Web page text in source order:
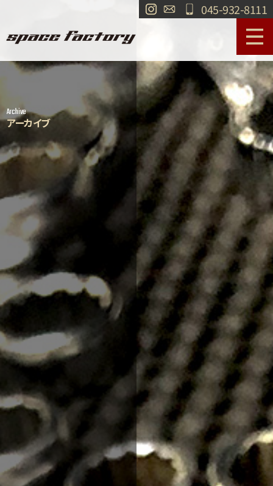
045-932-8111
作業事例
工場紹介 ショールーム
買取 交通・アクセス
お問い合わせ
Archive
アーカイブ